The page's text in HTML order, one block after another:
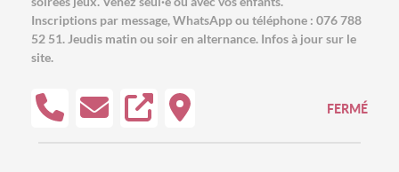
Inscriptions par message, WhatsApp ou téléphone : 076 788
52 51. Jeudis matin ou soir en alternance. Infos à jour sur le
site.
FERMÉ